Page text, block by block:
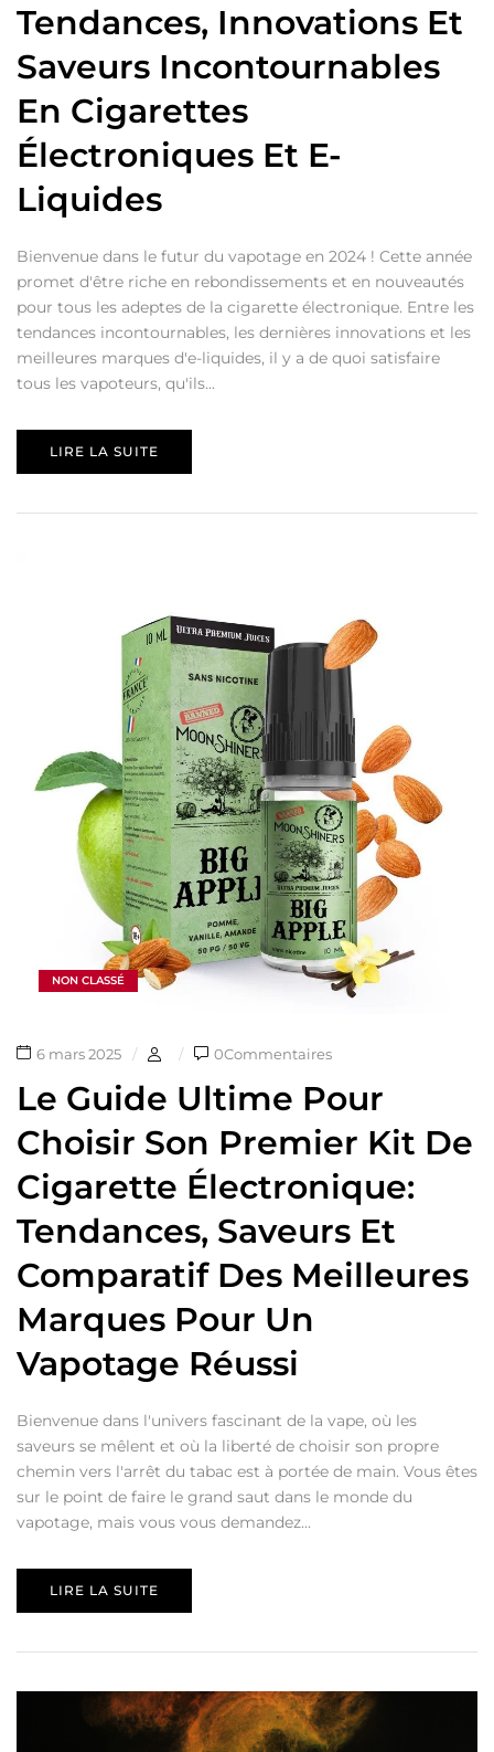
Tendances, Innovations Et
Saveurs Incontournables
En Cigarettes
Électroniques Et E-
Liquides
Bienvenue dans le futur du vapotage en 2024 ! Cette année
promet d'être riche en rebondissements et en nouveautés
pour tous les adeptes de la cigarette électronique. Entre les
tendances incontournables, les dernières innovations et les
meilleures marques d'e-liquides, il y a de quoi satisfaire
tous les vapoteurs, qu'ils...
LIRE LA SUITE
NON CLASSÉ
6 mars 2025 0Commentaires
Le Guide Ultime Pour
Choisir Son Premier Kit De
Cigarette Électronique:
Tendances, Saveurs Et
Comparatif Des Meilleures
Marques Pour Un
Vapotage Réussi
Bienvenue dans l'univers fascinant de la vape, où les
saveurs se mêlent et où la liberté de choisir son propre
chemin vers l'arrêt du tabac est à portée de main. Vous êtes
sur le point de faire le grand saut dans le monde du
vapotage, mais vous vous demandez...
LIRE LA SUITE